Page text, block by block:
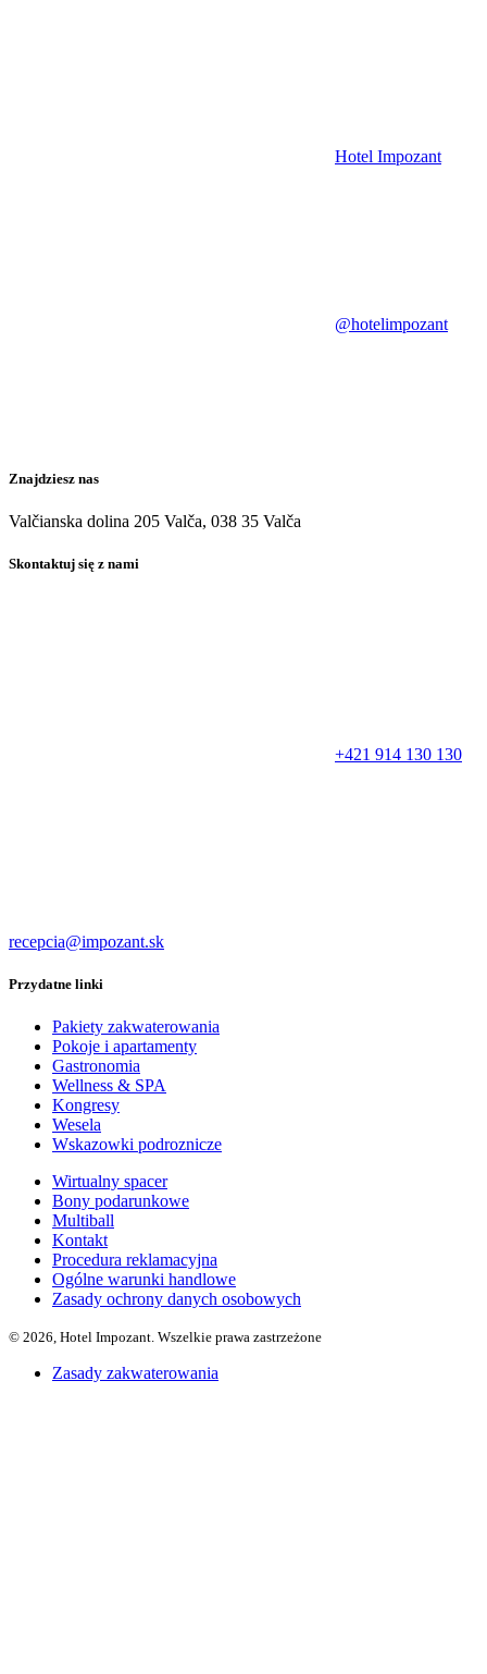
Hotel Impozant
@hotelimpozant
Znajdziesz nas
Valčianska dolina 205 Valča, 038 35 Valča
Skontaktuj się z nami
+421 914 130 130
recepcia@impozant.sk
Przydatne linki
Pakiety zakwaterowania
Pokoje i apartamenty
Gastronomia
Wellness & SPA
Kongresy
Wesela
Wskazowki podroznicze
Wirtualny spacer
Bony podarunkowe
Multiball
Kontakt
Procedura reklamacyjna
Ogólne warunki handlowe
Zasady ochrony danych osobowych
© 2026, Hotel Impozant. Wszelkie prawa zastrzeżone
Zasady zakwaterowania